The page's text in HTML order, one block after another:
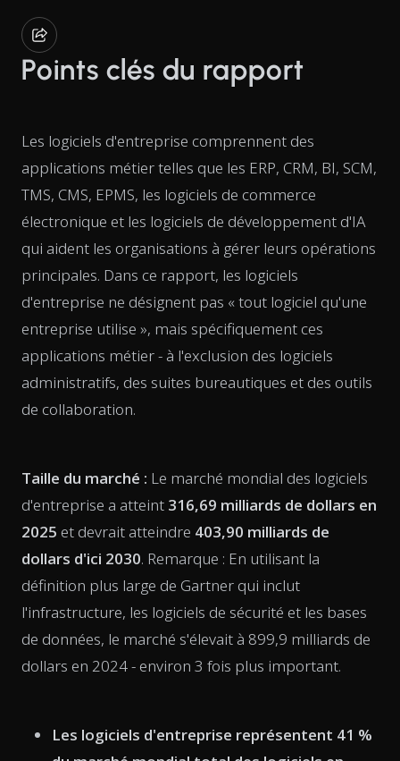
Points clés du rapport
Les logiciels d'entreprise comprennent des
applications métier telles que les ERP, CRM, BI, SCM,
TMS, CMS, EPMS, les logiciels de commerce
électronique et les logiciels de développement d'IA
qui aident les organisations à gérer leurs opérations
principales. Dans ce rapport, les logiciels
d'entreprise ne désignent pas « tout logiciel qu'une
entreprise utilise », mais spécifiquement ces
applications métier - à l'exclusion des logiciels
administratifs, des suites bureautiques et des outils
de collaboration.
Taille du marché : Le marché mondial des logiciels
d'entreprise a atteint 316,69 milliards de dollars en
2025 et devrait atteindre 403,90 milliards de
dollars d'ici 2030. Remarque : En utilisant la
définition plus large de Gartner qui inclut
l'infrastructure, les logiciels de sécurité et les bases
de données, le marché s'élevait à 899,9 milliards de
dollars en 2024 - environ 3 fois plus important.
Les logiciels d'entreprise représentent 41 %